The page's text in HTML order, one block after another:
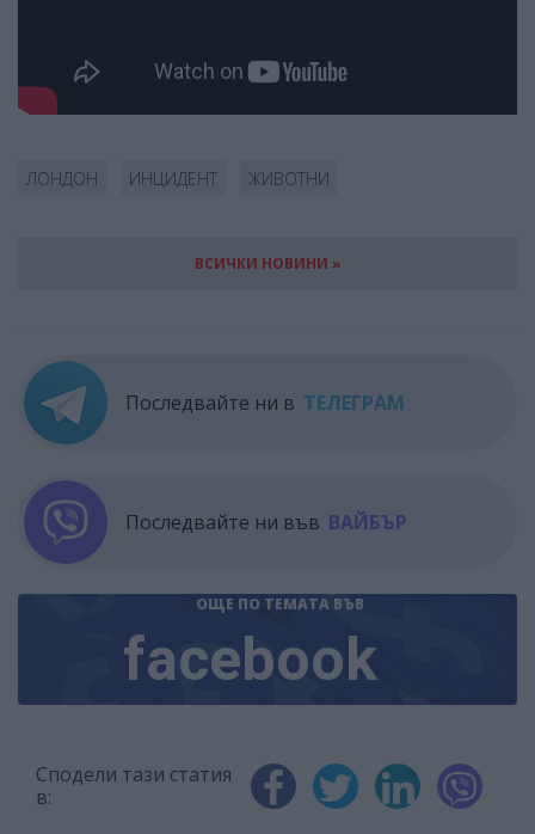
ЛОНДОН ИНЦИДЕНТ ЖИВОТНИ
ВСИЧКИ НОВИНИ »
Последвайте ни в ТЕЛЕГРАМ
Последвайте ни във ВАЙБЪР
ОЩЕ ПО ТЕМАТА ВЪВ
facebook
Сподели тази статия
в: